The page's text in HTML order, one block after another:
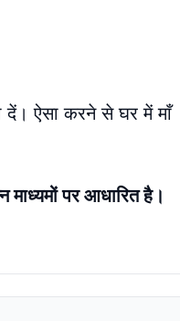
दें। ऐसा करने से घर में माँ
पर आधारित है।